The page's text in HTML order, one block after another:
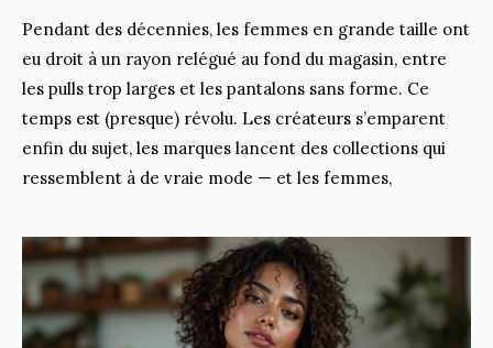
Pendant des décennies, les femmes en grande taille ont
eu droit à un rayon relégué au fond du magasin, entre
les pulls trop larges et les pantalons sans forme. Ce
temps est (presque) révolu. Les créateurs s’emparent
enfin du sujet, les marques lancent des collections qui
ressemblent à de vraie mode — et les femmes,